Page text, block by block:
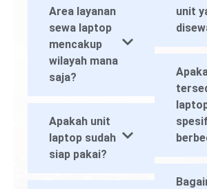
Area layanan
sewa laptop
mencakup
wilayah mana
saja?
Apakah unit
laptop sudah
siap pakai?
unit